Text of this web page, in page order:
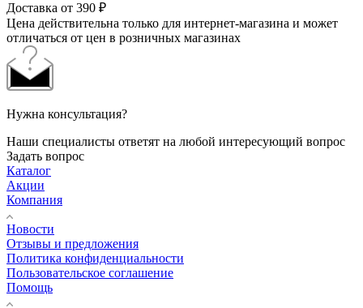
Доставка от 390 ₽
Цена действительна только для интернет-магазина и может
отличаться от цен в розничных магазинах
Нужна консультация?
Наши специалисты ответят на любой интересующий вопрос
Задать вопрос
Каталог
Акции
Компания
Новости
Отзывы и предложения
Политика конфиденциальности
Пользовательское соглашение
Помощь